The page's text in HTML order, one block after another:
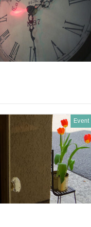
Event